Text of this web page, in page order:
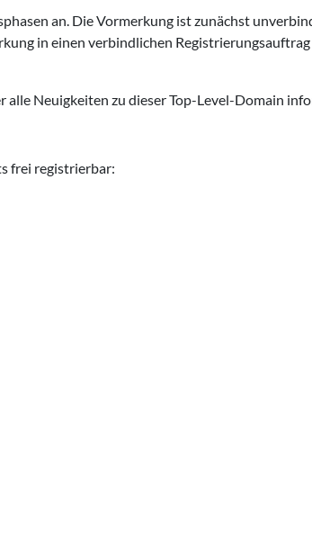
an. Die Vormerkung ist zunächst
in einen verbindlichen
alle Neuigkeiten zu dieser Top-Level-Domain
frei registrierbar: